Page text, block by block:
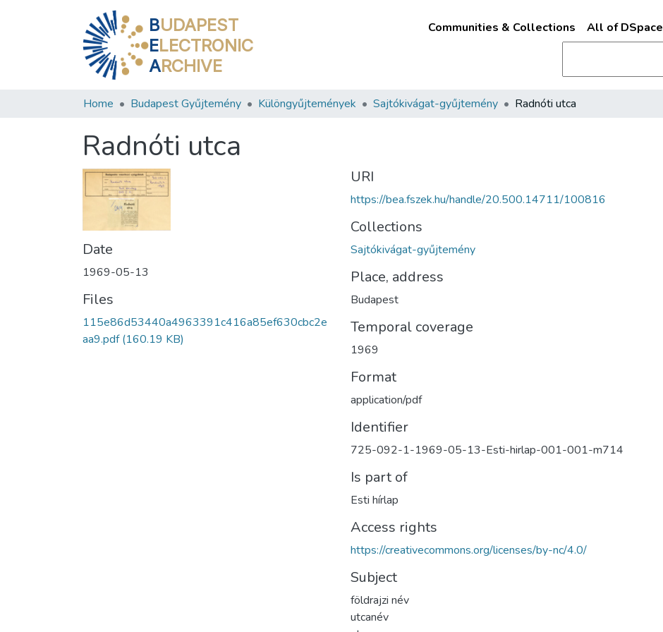
BUDAPEST
ELECTRONIC
ARCHIVE
Communities & Collections All of DSpace
Home Budapest Gyűjtemény Különgyűjtemények Sajtókivágat-gyűjtemény Radnóti utca
Radnóti utca
Date
1969-05-13
Files
115e86d53440a4963391c416a85ef630cbc2e
aa9.pdf(160.19 KB)
URI
https://bea.fszek.hu/handle/20.500.14711/100816
Collections
Sajtókivágat-gyűjtemény
Place, address
Budapest
Temporal coverage
1969
Format
application/pdf
Identifier
725-092-1-1969-05-13-Esti-hirlap-001-001-m714
Is part of
Esti hírlap
Access rights
https://creativecommons.org/licenses/by-nc/4.0/
Subject
földrajzi név
utcanév